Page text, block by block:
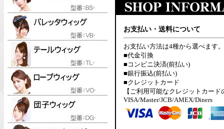
お支払い・送料について
お支払い方法は4種から選べます。
■代金引換
■コンビニ決済(前払い)
■銀行振込(前払い)
■クレジットカード
【ご利用可能なクレジットカード
VISA/Master/JCB/AMEX/Diners